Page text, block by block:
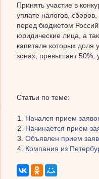
Принять участие в
уплате налогов,
перед бюджетом
юридические лица, а
капитале которых доля
зонах, превышает 50%,
Статьи по теме:
Начался прием
Начинается прием
Объявлен прием
Компания из